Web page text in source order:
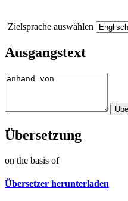
Zielsprache auswählen
Ausgangstext
Übersetzung
on the basis of
Übersetzer herunterladen